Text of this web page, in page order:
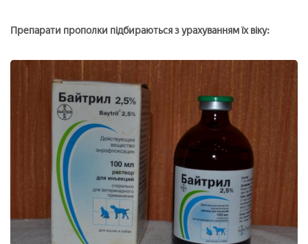
Препарати прополки підбираються з урахуванням їх віку: